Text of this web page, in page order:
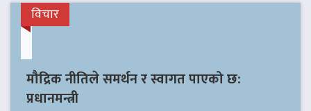
विचार
मौद्रिक नीतिले समर्थन र स्वागत पाएको छ:
प्रधानमन्त्री